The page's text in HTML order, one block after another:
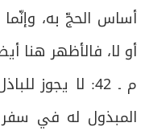
أساس الحجّ به،
أو لا، فالأظهر هنا
م ـ 42: لا يجوز
المبذول له في
ص
71 خـاتمـــة
ص المطلب الأول:
73 المطلب الثاني: